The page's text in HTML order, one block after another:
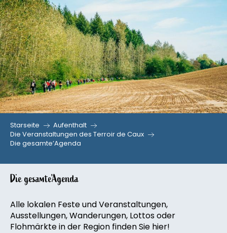
Aller
au
contenu
principal
Starseite
Aufenthalt
Die Veranstaltungen des Terroir de Caux
Die gesamte’Agenda
Die gesamte’Agenda
Alle lokalen Feste und Veranstaltungen,
Ausstellungen, Wanderungen, Lottos oder
Flohmärkte in der Region finden Sie hier!